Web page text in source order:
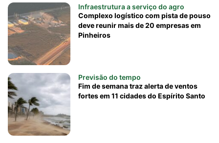
Infraestrutura a serviço do agro
Complexo logístico com pista de pouso
deve reunir mais de 20 empresas em
Pinheiros
Previsão do tempo
Fim de semana traz alerta de ventos
fortes em 11 cidades do Espírito Santo